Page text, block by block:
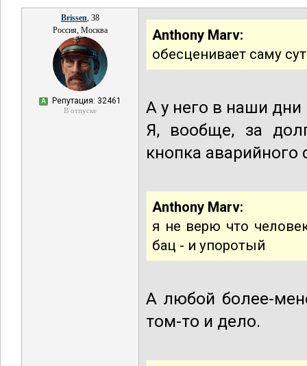
Brissen, 38
Россия, Москва
А Репутация: 32461
В отпуске
Anthony Marv:
обесценивает саму
А у него в наши дни
Я, вообще, за
кнопка аварийного
Anthony Marv:
я не верю что
бац - и упоротый
А любой более-
том-то и дело.